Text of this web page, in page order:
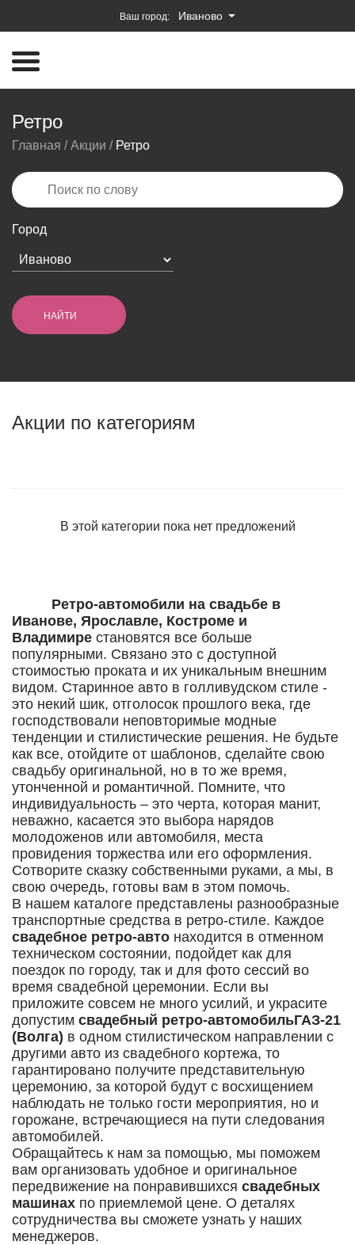
Ваш город: Иваново
Ретро
Главная /Акции / Ретро
Город
НАЙТИ
Акции по категориям
В этой категории пока нет предложений
Ретро-автомобили на свадьбе в
Иванове, Ярославле, Костроме и
Владимире становятся все больше
популярными. Связано это с доступной
стоимостью проката и их уникальным внешним
видом. Старинное авто в голливудском стиле -
это некий шик, отголосок прошлого века, где
господствовали неповторимые модные
тенденции и стилистические решения. Не будьте
как все, отойдите от шаблонов, сделайте свою
свадьбу оригинальной, но в то же время,
утонченной и романтичной. Помните, что
индивидуальность – это черта, которая манит,
неважно, касается это выбора нарядов
молодоженов или автомобиля, места
провидения торжества или его оформления.
Сотворите сказку собственными руками, а мы, в
свою очередь, готовы вам в этом помочь.
В нашем каталоге представлены разнообразные
транспортные средства в ретро-стиле. Каждое
свадебное ретро-авто находится в отменном
техническом состоянии, подойдет как для
поездок по городу, так и для фото сессий во
время свадебной церемонии. Если вы
приложите совсем не много усилий, и украсите
допустим свадебный ретро-автомобильГАЗ-21
(Волга) в одном стилистическом направлении с
другими авто из свадебного кортежа, то
гарантировано получите представительную
церемонию, за которой будут с восхищением
наблюдать не только гости мероприятия, но и
горожане, встречающиеся на пути следования
автомобилей.
Обращайтесь к нам за помощью, мы поможем
вам организовать удобное и оригинальное
передвижение на понравившихся свадебных
машинах по приемлемой цене. О деталях
сотрудничества вы сможете узнать у наших
менеджеров.